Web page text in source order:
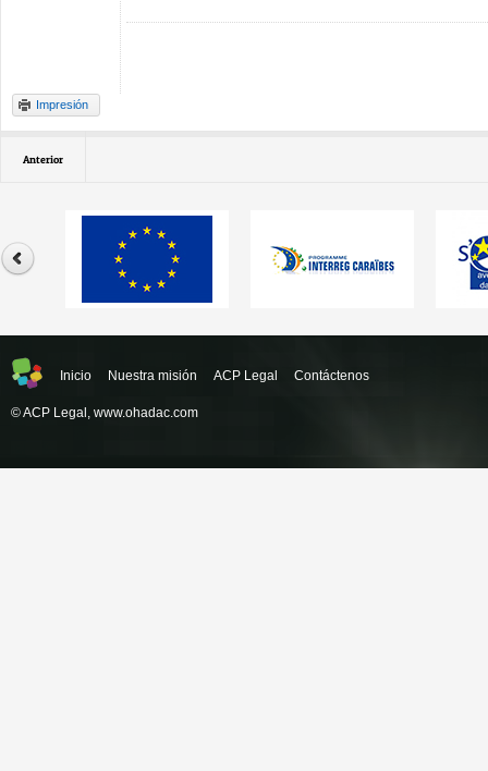
Impresión
Anterior
Inicio Nuestra misión ACP Legal Contáctenos
© ACP Legal, www.ohadac.com